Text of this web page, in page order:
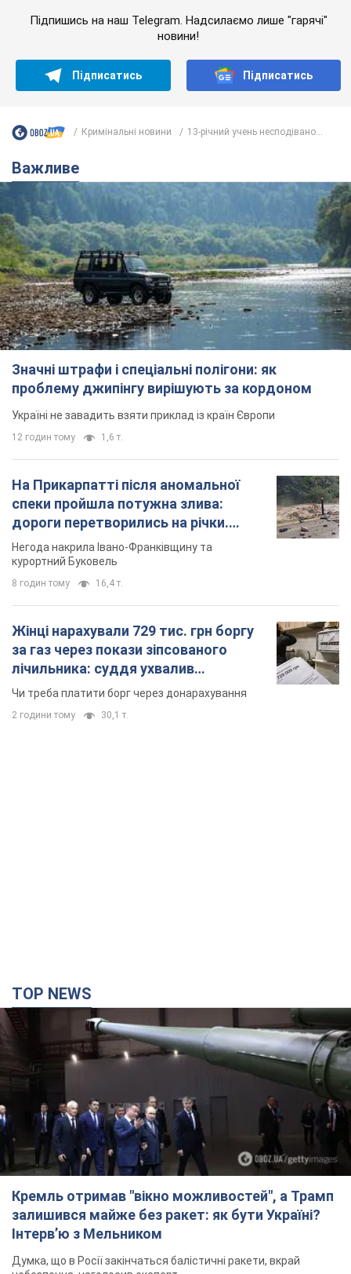
Підпишись на наш Telegram. Надсилаємо лише "гарячі"
новини!
Підписатись Підписатись
Кримінальні новини 13-річний учень несподівано...
Важливе
Значні штрафи і спеціальні полігони: як
проблему джипінгу вирішують за кордоном
Україні не завадить взяти приклад із країн Європи
12 годин тому 1,6 т.
На Прикарпатті після аномальної
спеки пройшла потужна злива:
дороги перетворились на річки.
Відео
Негода накрила Івано-Франківщину та
курортний Буковель
8 годин тому 16,4 т.
Жінці нарахували 729 тис. грн боргу
за газ через покази зіпсованого
лічильника: суддя ухвалив
неочікуване рішення
Чи треба платити борг через донарахування
2 години тому 30,1 т.
TOP NEWS
Кремль отримав "вікно можливостей", а Трамп
залишився майже без ракет: як бути Україні?
Інтерв’ю з Мельником
Думка, що в Росії закінчаться балістичні ракети, вкрай